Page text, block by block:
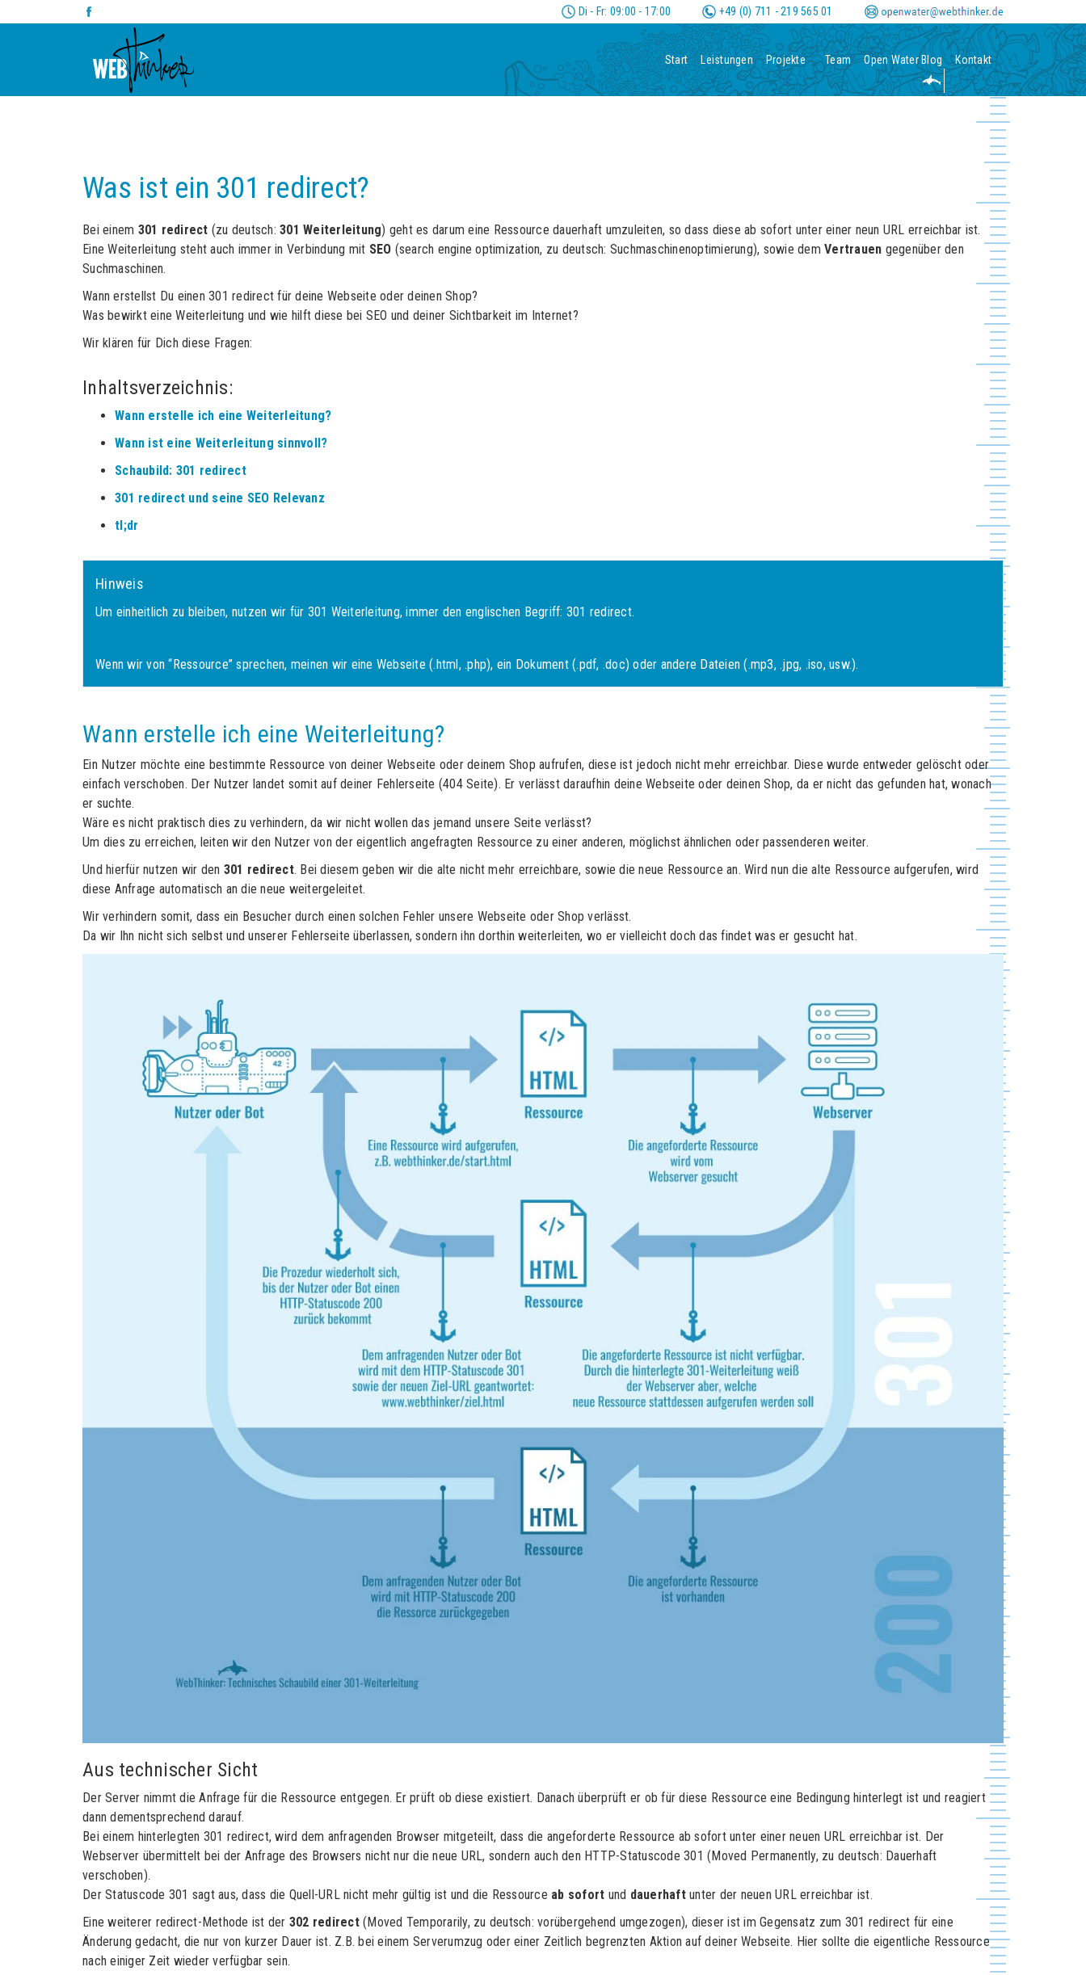
+49 (0) 711 - 219 565 01
Di - Fr: 09:00 - 17:00
Start Leistungen Projekte Team Open Water Blog Kontakt
Was ist ein 301 redirect?
Bei einem 301 redirect (zu deutsch: 301 Weiterleitung) geht es darum eine Ressource dauerhaft umzuleiten, so dass diese ab sofort unter einer neun URL erreichbar ist.
Eine Weiterleitung steht auch immer in Verbindung mit SEO (search engine optimization, zu deutsch: Suchmaschinenoptimierung), sowie dem Vertrauen gegenüber den
Suchmaschinen.
Wann erstellst Du einen 301 redirect für deine Webseite oder deinen Shop?
Was bewirkt eine Weiterleitung und wie hilft diese bei SEO und deiner Sichtbarkeit im Internet?
Wir klären für Dich diese Fragen:
Inhaltsverzeichnis:
Wann erstelle ich eine Weiterleitung?
Wann ist eine Weiterleitung sinnvoll?
Schaubild: 301 redirect
301 redirect und seine SEO Relevanz
tl;dr
Hinweis
Um einheitlich zu bleiben, nutzen wir für 301 Weiterleitung, immer den englischen Begriff: 301 redirect.
Wenn wir von “Ressource” sprechen, meinen wir eine Webseite (.html, .php), ein Dokument (.pdf, .doc) oder andere Dateien (.mp3, .jpg, .iso, usw.).
Wann erstelle ich eine Weiterleitung?
Ein Nutzer möchte eine bestimmte Ressource von deiner Webseite oder deinem Shop aufrufen, diese ist jedoch nicht mehr erreichbar. Diese wurde entweder gelöscht oder
einfach verschoben. Der Nutzer landet somit auf deiner Fehlerseite (404 Seite). Er verlässt daraufhin deine Webseite oder deinen Shop, da er nicht das gefunden hat, wonach
er suchte.
Wäre es nicht praktisch dies zu verhindern, da wir nicht wollen das jemand unsere Seite verlässt?
Um dies zu erreichen, leiten wir den Nutzer von der eigentlich angefragten Ressource zu einer anderen, möglichst ähnlichen oder passenderen weiter.
Und hierfür nutzen wir den 301 redirect. Bei diesem geben wir die alte nicht mehr erreichbare, sowie die neue Ressource an. Wird nun die alte Ressource aufgerufen, wird
diese Anfrage automatisch an die neue weitergeleitet.
Wir verhindern somit, dass ein Besucher durch einen solchen Fehler unsere Webseite oder Shop verlässt.
Da wir Ihn nicht sich selbst und unserer Fehlerseite überlassen, sondern ihn dorthin weiterleiten, wo er vielleicht doch das findet was er gesucht hat.
Aus technischer Sicht
Der Server nimmt die Anfrage für die Ressource entgegen. Er prüft ob diese existiert. Danach überprüft er ob für diese Ressource eine Bedingung hinterlegt ist und reagiert
dann dementsprechend darauf.
Bei einem hinterlegten 301 redirect, wird dem anfragenden Browser mitgeteilt, dass die angeforderte Ressource ab sofort unter einer neuen URL erreichbar ist. Der
Webserver übermittelt bei der Anfrage des Browsers nicht nur die neue URL, sondern auch den HTTP-Statuscode 301 (Moved Permanently, zu deutsch: Dauerhaft
verschoben).
Der Statuscode 301 sagt aus, dass die Quell-URL nicht mehr gültig ist und die Ressource ab sofort und dauerhaftunter der neuen URL erreichbar ist.
Eine weiterer redirect-Methode ist der 302 redirect(Moved Temporarily, zu deutsch: vorübergehend umgezogen), dieser ist im Gegensatz zum 301 redirect für eine
Änderung gedacht, die nur von kurzer Dauer ist. Z.B. bei einem Serverumzug oder einer Zeitlich begrenzten Aktion auf deiner Webseite. Hier sollte die eigentliche Ressource
nach einiger Zeit wieder verfügbar sein.